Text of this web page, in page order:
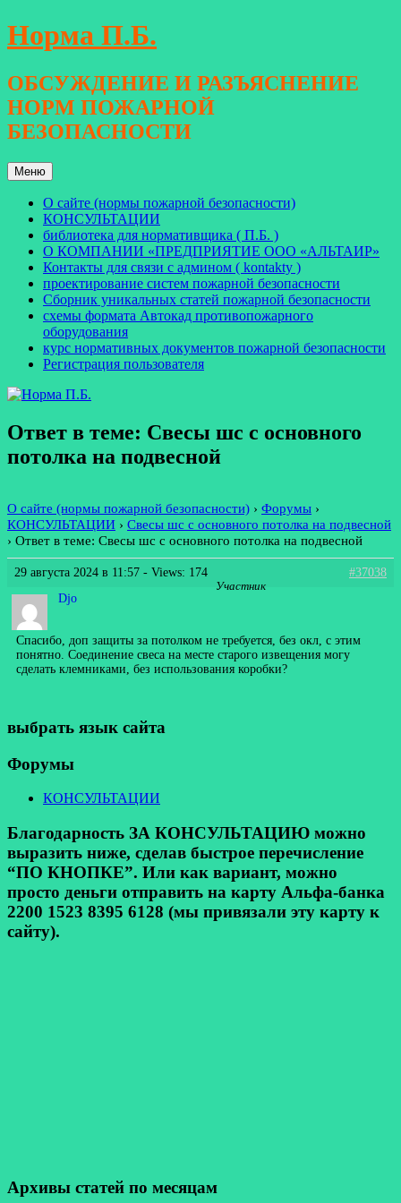
Перейти
к
Норма П.Б.
ОБСУЖДЕНИЕ И РАЗЪЯСНЕНИЕ
НОРМ ПОЖАРНОЙ
БЕЗОПАСНОСТИ
Меню
О сайте (нормы пожарной безопасности)
КОНСУЛЬТАЦИИ
библиотека для нормативщика ( П.Б. )
О КОМПАНИИ «ПРЕДПРИЯТИЕ ООО «АЛЬТАИР»
Контакты для связи с админом ( kontakty )
проектирование систем пожарной безопасности
Сборник уникальных статей пожарной безопасности
схемы формата Автокад противопожарного
оборудования
курс нормативных документов пожарной безопасности
Регистрация пользователя
Ответ в теме: Свесы шс с основного
потолка на подвесной
О сайте (нормы пожарной безопасности) › Форумы ›
КОНСУЛЬТАЦИИ › Свесы шс с основного потолка на подвесной
› Ответ в теме: Свесы шс с основного потолка на подвесной
29 августа 2024 в 11:57 - Views: 174
#37038
Djo
Участник
Спасибо, доп защиты за потолком не требуется, без окл, с этим
понятно. Соединение свеса на месте старого извещения могу
сделать клемниками, без использования коробки?
выбрать язык сайта
Форумы
КОНСУЛЬТАЦИИ
Благодарность ЗА КОНСУЛЬТАЦИЮ можно
выразить ниже, сделав быстрое перечисление
“ПО КНОПКЕ”. Или как вариант, можно
просто деньги отправить на карту Альфа-банка
2200 1523 8395 6128 (мы привязали эту карту к
сайту).
Архивы статей по месяцам